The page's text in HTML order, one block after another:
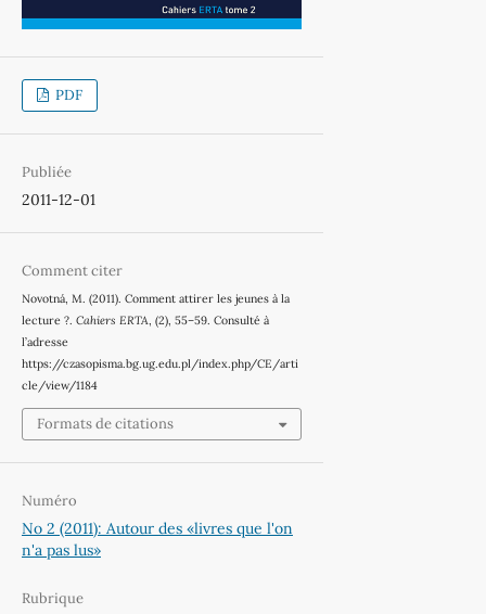
PDF
Publiée
2011-12-01
Comment citer
Novotná, M. (2011). Comment attirer les jeunes à la
lecture ?. Cahiers ERTA, (2), 55–59. Consulté à
l’adresse
https://czasopisma.bg.ug.edu.pl/index.php/CE/arti
cle/view/1184
Formats de citations
Numéro
No 2 (2011): Autour des «livres que l'on
n'a pas lus»
Rubrique